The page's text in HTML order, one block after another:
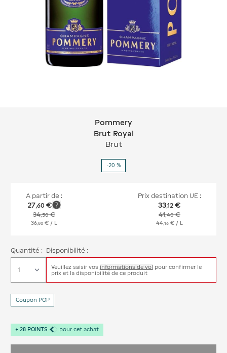
Pommery Brut Royal
Pommery
Brut Royal
Brut
-20 %
A partir de :
27,60 €
34,50€
36, 80 € / L
Prix destination UE :
33,12 €
41,40€
44 ,16 € / L
Quantité : Disponibilité :
Veuillez saisir vos informations de vol pour confirmer le
prix et la disponibilité de ce produit
Coupon POP
+ 28 POINTS pour cet achat